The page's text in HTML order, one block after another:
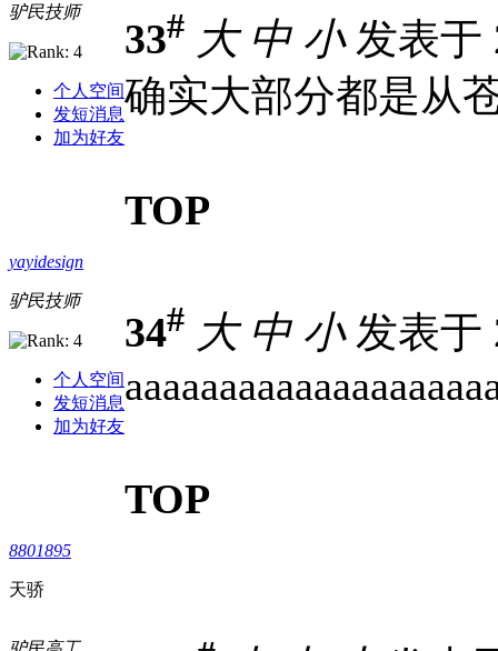
驴民技师
个人空间
发短消息
加为好友
33# 大 中 小发表于
确实大部分都是从
TOP
yayidesign
驴民技师
个人空间
发短消息
加为好友
34# 大 中 小发表于
TOP
8801895
天骄